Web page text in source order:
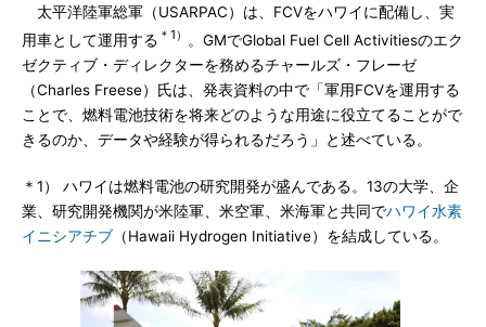
太平洋陸軍総軍（USARPAC）は、FCVをハワイに配備し、実
用車として運用する ＊1）
。GMでGlobal Fuel Cell Activitiesのエク
ゼクティブ・ディレクターを務めるチャールズ・フレーゼ
（Charles Freese）氏は、発表資料の中で「軍用FCVを運用する
ことで、燃料電池技術を将来どのような用途に役立てることがで
きるのか、データや経験が得られるだろう」と述べている。
＊1） ハワイは燃料電池の研究開発が盛んである。13の大学、企
業、研究開発機関が米陸軍、米空軍、米海軍と共同でハワイ水素
イニシアチブ （Hawaii Hydrogen Initiative）を結成している。